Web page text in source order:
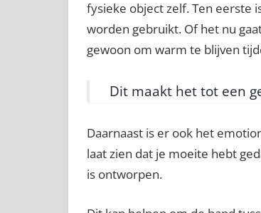
fysieke object zelf. Ten eerste
worden gebruikt. Of het nu
gewoon om warm te blijven
Dit maakt het tot een
Daarnaast is er ook het
laat zien dat je moeite hebt
is ontworpen.